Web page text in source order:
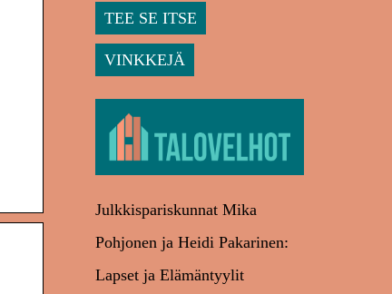
TEE SE ITSE
VINKKEJÄ
Julkkispariskunnat Mika
Pohjonen ja Heidi Pakarinen:
Lapset ja Elämäntyylit